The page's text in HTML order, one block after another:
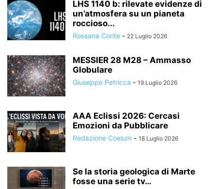
LHS 1140 b: rilevate evidenze di
un’atmosfera su un pianeta
roccioso...
Rossana Conte - 22 Luglio 2026
MESSIER 28 M28 – Ammasso
Globulare
Giuseppe Petricca - 19 Luglio 2026
AAA Eclissi 2026: Cercasi
Emozioni da Pubblicare
Redazione Coelum - 18 Luglio 2026
Se la storia geologica di Marte
fosse una serie tv…